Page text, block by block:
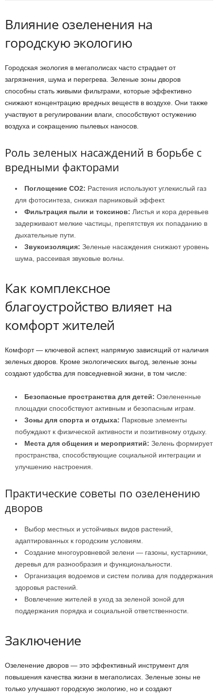
Влияние озеленения на
городскую экологию
Городская экология в мегаполисах часто страдает от
загрязнения, шума и перегрева. Зеленые зоны дворов
способны стать живыми фильтрами, которые эффективно
снижают концентрацию вредных веществ в воздухе. Они также
участвуют в регулировании влаги, способствуют остужению
воздуха и сокращению пылевых наносов.
Роль зеленых насаждений в борьбе с
вредными факторами
Поглощение СО2: Растения используют углекислый газ
для фотосинтеза, снижая парниковый эффект.
Фильтрация пыли и токсинов: Листья и кора деревьев
задерживают мелкие частицы, препятствуя их попаданию в
дыхательные пути.
Звукоизоляция: Зеленые насаждения снижают уровень
шума, рассеивая звуковые волны.
Как комплексное
благоустройство влияет на
комфорт жителей
Комфорт — ключевой аспект, напрямую зависящий от наличия
зеленых дворов. Кроме экологических выгод, зеленые зоны
создают удобства для повседневной жизни, в том числе:
Безопасные пространства для детей: Озелененные
площадки способствуют активным и безопасным играм.
Зоны для спорта и отдыха: Парковые элементы
побуждают к физической активности и позитивному отдыху.
Места для общения и мероприятий: Зелень формирует
пространства, способствующие социальной интеграции и
улучшению настроения.
Практические советы по озеленению
дворов
Выбор местных и устойчивых видов растений,
адаптированных к городским условиям.
Создание многоуровневой зелени — газоны, кустарники,
деревья для разнообразия и функциональности.
Организация водоемов и систем полива для поддержания
здоровья растений.
Вовлечение жителей в уход за зеленой зоной для
поддержания порядка и социальной ответственности.
Заключение
Озеленение дворов — это эффективный инструмент для
повышения качества жизни в мегаполисах. Зеленые зоны не
только улучшают городскую экологию, но и создают